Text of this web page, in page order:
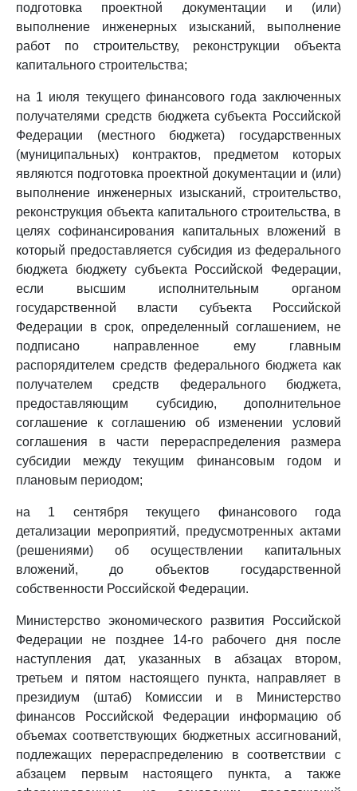
подготовка проектной документации и (или)
выполнение инженерных изысканий, выполнение
работ по строительству, реконструкции объекта
капитального строительства;
на 1 июля текущего финансового года заключенных
получателями средств бюджета субъекта Российской
Федерации (местного бюджета) государственных
(муниципальных) контрактов, предметом которых
являются подготовка проектной документации и (или)
выполнение инженерных изысканий, строительство,
реконструкция объекта капитального строительства, в
целях софинансирования капитальных вложений в
который предоставляется субсидия из федерального
бюджета бюджету субъекта Российской Федерации,
если высшим исполнительным органом
государственной власти субъекта Российской
Федерации в срок, определенный соглашением, не
подписано направленное ему главным
распорядителем средств федерального бюджета как
получателем средств федерального бюджета,
предоставляющим субсидию, дополнительное
соглашение к соглашению об изменении условий
соглашения в части перераспределения размера
субсидии между текущим финансовым годом и
плановым периодом;
на 1 сентября текущего финансового года
детализации мероприятий, предусмотренных актами
(решениями) об осуществлении капитальных
вложений, до объектов государственной
собственности Российской Федерации.
Министерство экономического развития Российской
Федерации не позднее 14-го рабочего дня после
наступления дат, указанных в абзацах втором,
третьем и пятом настоящего пункта, направляет в
президиум (штаб) Комиссии и в Министерство
финансов Российской Федерации информацию об
объемах соответствующих бюджетных ассигнований,
подлежащих перераспределению в соответствии с
абзацем первым настоящего пункта, а также